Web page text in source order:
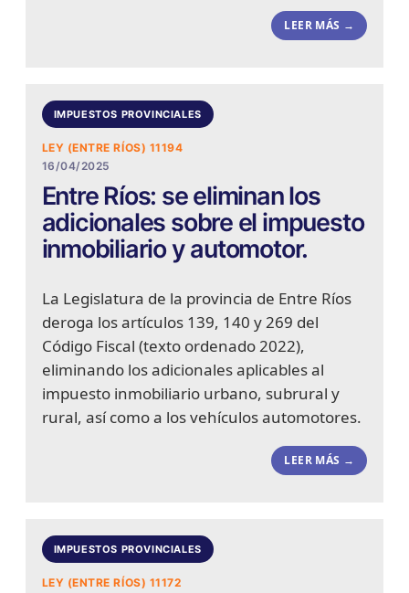
LEER MÁS →
IMPUESTOS PROVINCIALES
LEY (ENTRE RÍOS) 11194
16/04/2025
Entre Ríos: se eliminan los
adicionales sobre el impuesto
inmobiliario y automotor.
La Legislatura de la provincia de Entre Ríos
deroga los artículos 139, 140 y 269 del
Código Fiscal (texto ordenado 2022),
eliminando los adicionales aplicables al
impuesto inmobiliario urbano, subrural y
rural, así como a los vehículos automotores.
LEER MÁS →
IMPUESTOS PROVINCIALES
LEY (ENTRE RÍOS) 11172